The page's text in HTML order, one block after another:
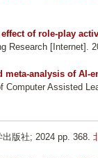
of role-play
Research [Internet].
meta-analysis of AI-
Computer Assisted
版社; 2024 pp. 368.